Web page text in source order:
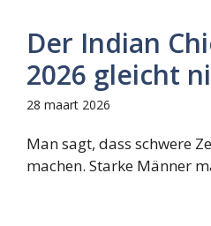
Der Indian
2026 gleicht
28 maart 2026
Man sagt, dass schwere
machen. Starke Männer